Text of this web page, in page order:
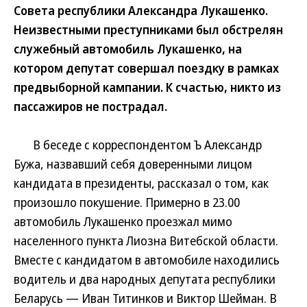
Совета республики Александра Лукашенко.
Неизвестными преступниками был обстрелян
служебный автомобиль Лукашенко, на
котором депутат совершал поездку в рамках
предвыборной кампании. К счастью, никто из
пассажиров не пострадал.
В беседе с корреспондентом Ъ Александр
Бужа, назвавший себя доверенными лицом
кандидата в президенты, рассказал о том, как
произошло покушение. Примерно в 23.00
автомобиль Лукашенко проезжал мимо
населенного пункта Лиозна Витебской области.
Вместе с кандидатом в автомобиле находились
водитель и два народных депутата республики
Беларусь — Иван Титинков и Виктор Шейман. В